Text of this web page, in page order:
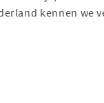
kennen we